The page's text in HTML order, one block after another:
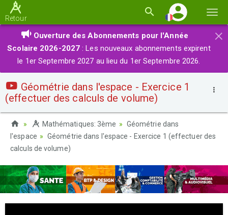
la
Retour
×
Ouverture des Abonnements pour l'Année
Scolaire 2026-2027 : Les nouveaux abonnements expirent
le 1er Septembre 2027 au lieu du 1er Septembre 2026.
Géométrie dans l'espace - Exercice 1
(effectuer des calculs de volume)
Mathématiques: 3ème
Géométrie dans
l'espace
Géométrie dans l'espace - Exercice 1 (effectuer des
calculs de volume)